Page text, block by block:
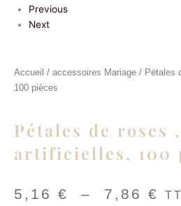
Previous
Next
Accueil / accessoires Mariage / Pétales
100 pièces
Pétales de roses
artificielles, 100
5,16 € – 7,86 €